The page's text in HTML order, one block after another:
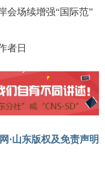
会场续增强“国际范”
者日
·山东版权及免责声明